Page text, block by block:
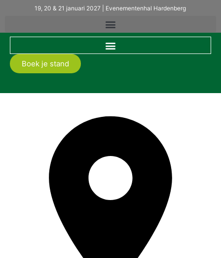
19, 20 & 21 januari 2027 | Evenementenhal Hardenberg
Boek je stand